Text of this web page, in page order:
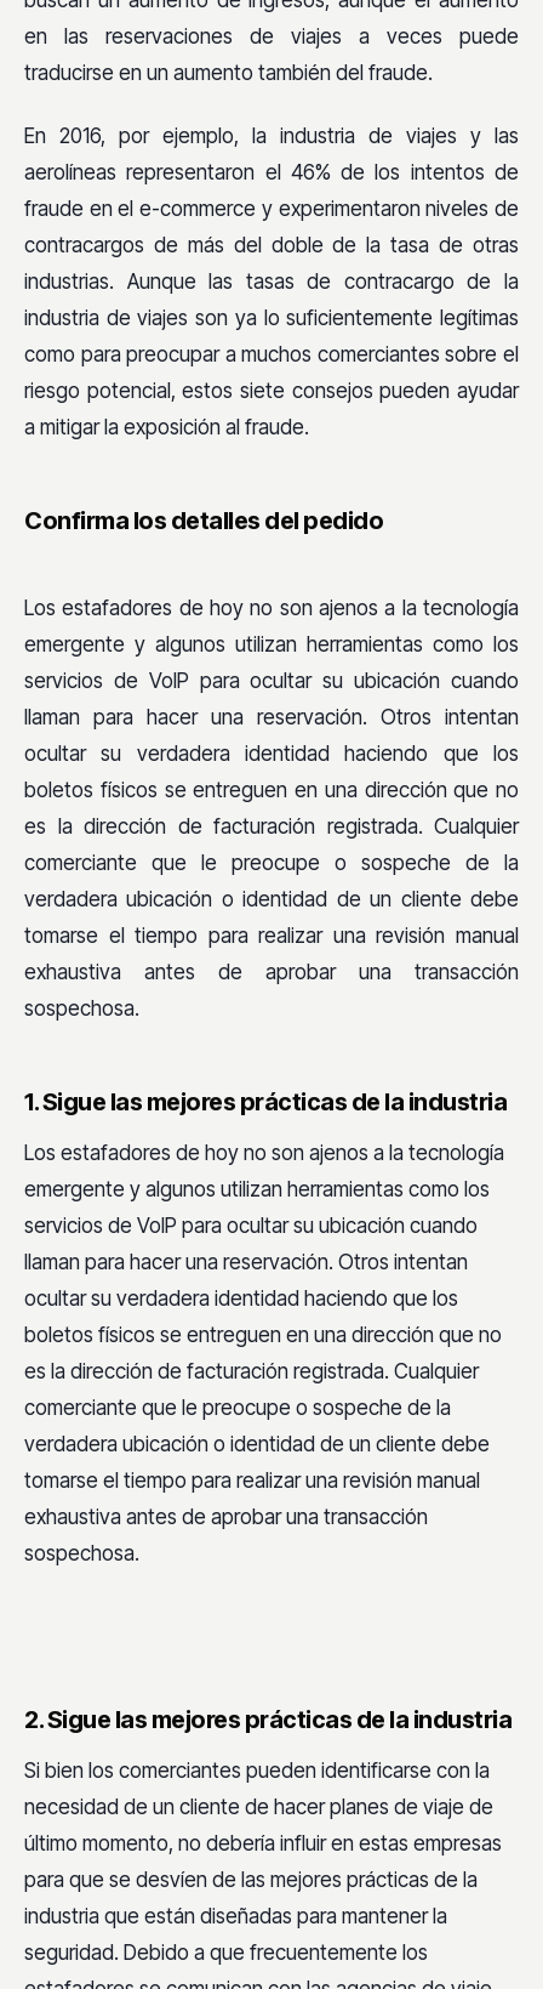
en las reservaciones de viajes a veces puede
traducirse en un aumento también del fraude.
En 2016, por ejemplo, la industria de viajes y las
aerolíneas representaron el 46% de los intentos de
fraude en el e-commerce y experimentaron niveles de
contracargos de más del doble de la tasa de otras
industrias. Aunque las tasas de contracargo de la
industria de viajes son ya lo suficientemente legítimas
como para preocupar a muchos comerciantes sobre el
riesgo potencial, estos siete consejos pueden ayudar
a mitigar la exposición al fraude.
Confirma los detalles del pedido
Los estafadores de hoy no son ajenos a la tecnología
emergente y algunos utilizan herramientas como los
servicios de VoIP para ocultar su ubicación cuando
llaman para hacer una reservación. Otros intentan
ocultar su verdadera identidad haciendo que los
boletos físicos se entreguen en una dirección que no
es la dirección de facturación registrada. Cualquier
comerciante que le preocupe o sospeche de la
verdadera ubicación o identidad de un cliente debe
tomarse el tiempo para realizar una revisión manual
exhaustiva antes de aprobar una transacción
sospechosa.
1. Sigue las mejores prácticas de la industria
Los estafadores de hoy no son ajenos a la tecnología
emergente y algunos utilizan herramientas como los
servicios de VoIP para ocultar su ubicación cuando
llaman para hacer una reservación. Otros intentan
ocultar su verdadera identidad haciendo que los
boletos físicos se entreguen en una dirección que no
es la dirección de facturación registrada. Cualquier
comerciante que le preocupe o sospeche de la
verdadera ubicación o identidad de un cliente debe
tomarse el tiempo para realizar una revisión manual
exhaustiva antes de aprobar una transacción
sospechosa.
2. Sigue las mejores prácticas de la industria
Si bien los comerciantes pueden identificarse con la
necesidad de un cliente de hacer planes de viaje de
último momento, no debería influir en estas empresas
para que se desvíen de las mejores prácticas de la
industria que están diseñadas para mantener la
seguridad. Debido a que frecuentemente los